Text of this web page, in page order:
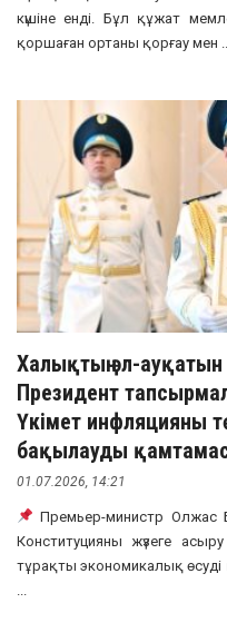
күшіне енді. Бұл құжат
қоршаған ортаны қорғау мен
Халықтың әл-ауқатын
Президент
Үкімет инфляцияны
бақылауды
01.07.2026, 14:21
Премьер-министр Олжас
Конституцияны жүзеге
тұрақты экономикалық
...